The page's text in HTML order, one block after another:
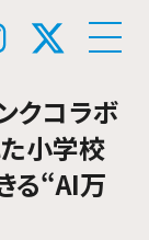
クコラボ
小学校
る“AI万